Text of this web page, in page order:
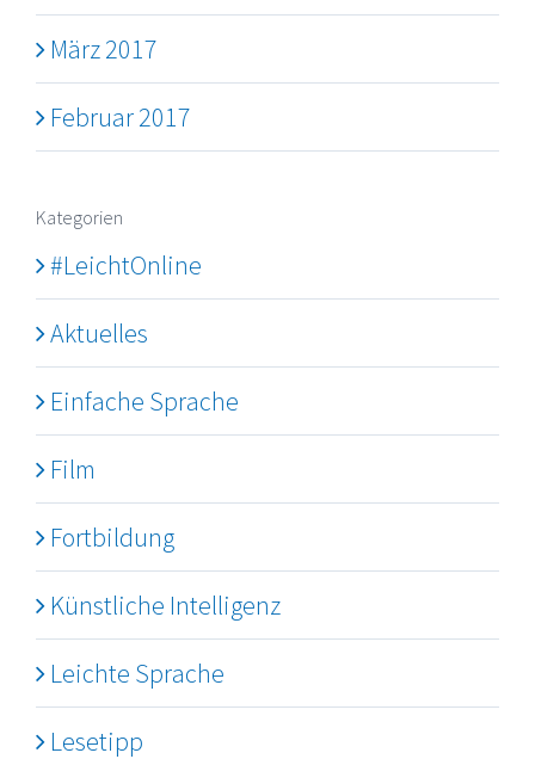
März 2017
Februar 2017
Kategorien
#LeichtOnline
Aktuelles
Einfache Sprache
Film
Fortbildung
Künstliche Intelligenz
Leichte Sprache
Lesetipp